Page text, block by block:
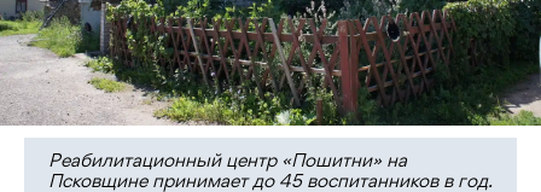
Реабилитационный центр «Пошитни» на
Псковщине принимает до 45 воспитанников в год.